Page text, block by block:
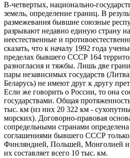
В-четвертых, национально-
земель, определение границ. В
размежевания бывшие союзные
разрывают недавно единую страну
неестественные и
сказать, что к началу 1992 года
пределах бывшего СССР 164
разногласия и тяжбы. Лишь две
пары независимых государств
Беларусь) не имеют друг к другу
Если же говорить о России, то она
государствами. Общая
тыс. км (из них 20 322 км -
морских). Договорно-правовая
сопредельными странами
соглашениями бывшего СССР
Финляндией, Польшей, Монголией и
их составляет всего 10 тыс. км.